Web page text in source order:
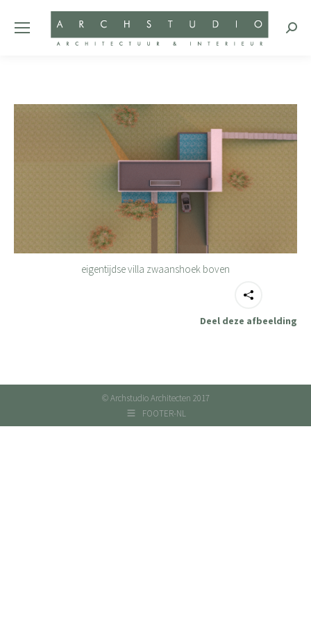
eigentijdse villa zwaanshoek boven
Deel deze afbeelding
© Archstudio Architecten 2017
FOOTER-NL